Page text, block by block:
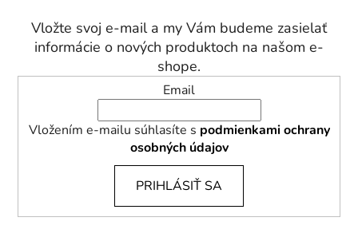
Vložte svoj e-mail a my Vám budeme zasielať
informácie o nových produktoch na našom e-
shope.
Email
Vložením e-mailu súhlasíte s podmienkami ochrany
osobných údajov
PRIHLÁSIŤ SA